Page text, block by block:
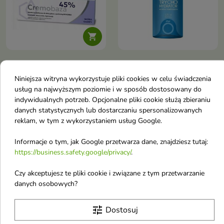

Cremobaza 45%
regeneracyjna Wcierka
do skóry głowy 30 g
Keratolityczna wcierka do skóry
głowy, która skutecznie
złuszcza, nawilża i przywraca
równowagę, ograniczając
8,70 €
Bosko Trychohydrator
nawilżająca Wcierka
do włosów 125 ml
Intensywnie nawilżająca wcierka
trychologiczna wspiera płaszcz
hydrolipidowy, łagodzi
podrażnienia i przywraca
jednocześnie wzmacniając
włosy już u nasady
27,60 €
Obecnie brak na stanie favorite_border Obecnie brak na stanie
Niniejsza witryna wykorzystuje pliki cookies w celu świadczenia
usług na najwyższym poziomie i w sposób dostosowany do
indywidualnych potrzeb. Opcjonalne pliki cookie służą zbieraniu
danych statystycznych lub dostarczaniu spersonalizowanych
reklam, w tym z wykorzystaniem usług Google.
Informacje o tym, jak Google przetwarza dane, znajdziesz tutaj:
https://business.safety.google/privacy/.
Czy akceptujesz te pliki cookie i związane z tym przetwarzanie
danych osobowych?
tune Dostosuj